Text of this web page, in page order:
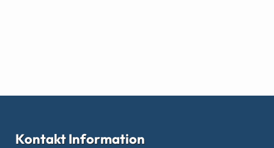
Kontakt Information